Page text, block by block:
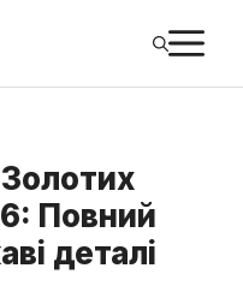
Повний
деталі